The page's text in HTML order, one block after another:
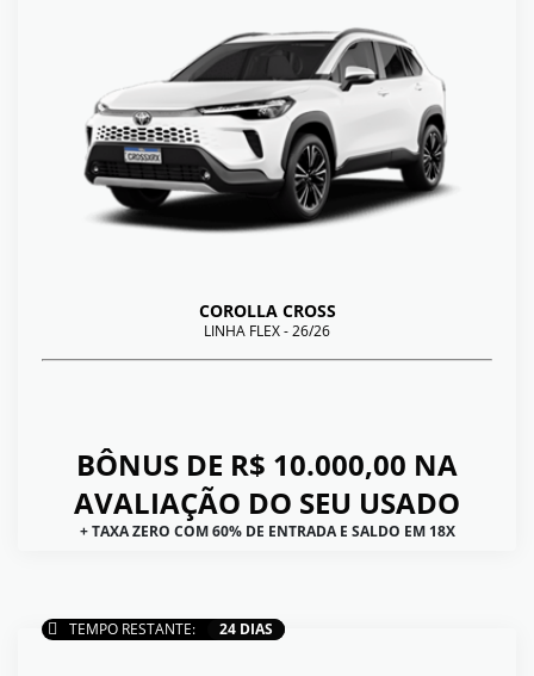
COROLLA CROSS
LINHA FLEX - 26/26
BÔNUS DE R$ 10.000,00 NA
AVALIAÇÃO DO SEU USADO
+ TAXA ZERO COM 60% DE ENTRADA E SALDO EM 18X
TEMPO RESTANTE: 24 DIAS